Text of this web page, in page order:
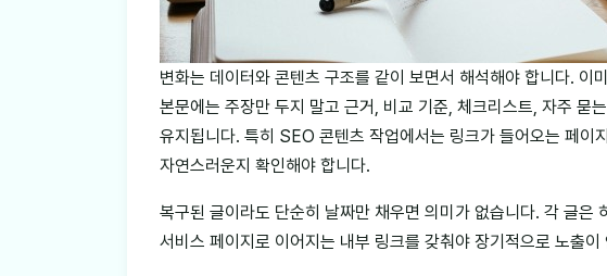
변화는 데이터와 콘텐츠 구조를 같이 보면서 해석해야 합니다. 이
본문에는 주장만 두지 말고 근거, 비교 기준, 체크리스트, 자주 묻
유지됩니다. 특히 SEO 콘텐츠 작업에서는 링크가 들어오는 페이
자연스러운지 확인해야 합니다.
복구된 글이라도 단순히 날짜만 채우면 의미가 없습니다. 각 글은
서비스 페이지로 이어지는 내부 링크를 갖춰야 장기적으로 노출이